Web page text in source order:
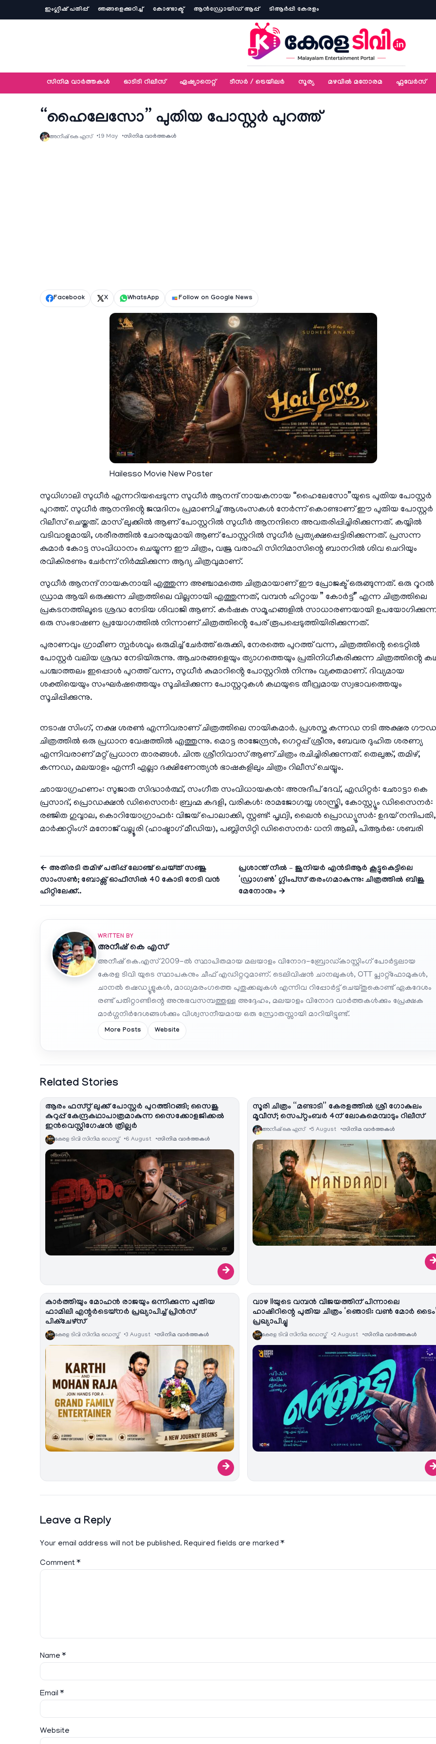
ഇംഗ്ലീഷ് പതിപ്പ് ഞങ്ങളെക്കുറിച്ച്‌ കോണ്ടാക്ട് ആൻഡ്രോയിഡ് ആപ്പ് ടിആര്‍പ്പി കേരളം
സിനിമ വാര്‍ത്തകള്‍ ഓടിടി റിലീസ് ഏഷ്യാനെറ്റ്‌ ടീസര്‍ / ട്രെയിലര്‍ സൂര്യ മഴവിൽ മനോരമ ഫ്ലവേര്‍സ്
“ഹൈലേസോ” പുതിയ പോസ്റ്റർ പുറത്ത്
അനീഷ്‌ കെ എസ് 19 May സിനിമ വാര്‍ത്തകള്‍
Facebook X WhatsApp Follow on Google News
Hailesso Movie New Poster
സുധിഗാലി സുധീർ എന്നറിയപ്പെടുന്ന സുധീർ ആനന്ദ് നായകനായ “ഹൈലേസോ”യുടെ പുതിയ പോസ്റ്റർ
പുറത്ത്. സുധീർ ആനന്ദിൻ്റെ ജന്മദിനം പ്രമാണിച്ച് ആശംസകൾ നേർന്ന് കൊണ്ടാണ് ഈ പുതിയ പോസ്റ്റർ
റിലീസ് ചെയ്തത്. മാസ് ലുക്കിൽ ആണ് പോസ്റ്ററിൽ സുധീർ ആനന്ദിനെ അവതരിപ്പിച്ചിരിക്കുന്നത്. കയ്യിൽ
വടിവാളുമായി, ശരീരത്തിൽ ചോരയുമായി ആണ് പോസ്റ്ററിൽ സുധീർ പ്രത്യക്ഷപ്പെട്ടിരിക്കുന്നത്. പ്രസന്ന
കുമാർ കോട്ട സംവിധാനം ചെയ്യുന്ന ഈ ചിത്രം, വജ്ര വരാഹി സിനിമാസിന്റെ ബാനറിൽ ശിവ ചെറിയും
രവികിരണും ചേർന്ന് നിർമ്മിക്കുന്ന ആദ്യ ചിത്രവുമാണ്.
സുധീർ ആനന്ദ് നായകനായി എത്തുന്ന അഞ്ചാമത്തെ ചിത്രമായാണ് ഈ പ്രോജക്ട് ഒരുങ്ങുന്നത്. ഒരു റൂറൽ
ഡ്രാമ ആയി ഒരുക്കുന്ന ചിത്രത്തിലെ വില്ലനായി എത്തുന്നത്, വമ്പൻ ഹിറ്റായ ” കോർട്ട്” എന്ന ചിത്രത്തിലെ
പ്രകടനത്തിലൂടെ ശ്രദ്ധ നേടിയ ശിവാജി ആണ്. കർഷക സമൂഹങ്ങളിൽ സാധാരണയായി
ഒരു സംഭാഷണ പ്രയോഗത്തിൽ നിന്നാണ് ചിത്രത്തിൻ്റെ പേര് രൂപപ്പെടുത്തിയിരിക്കുന്നത്.
പുരാണവും ഗ്രാമീണ സ്പർശവും ഒരുമിച്ച് ചേർത്ത് ഒരുക്കി, നേരത്തെ പുറത്ത് വന്ന, ചിത്രത്തിൻ്റെ ടൈറ്റിൽ
പോസ്റ്റർ വലിയ ശ്രദ്ധ നേടിയിരുന്നു. ആചാരങ്ങളെയും ത്യാഗത്തെയും പ്രതിനിധീകരിക്കുന്ന ചിത്രത്തിൻ്റെ
പശ്ചാത്തലം ഇപ്പൊൾ പുറത്ത് വന്ന, സുധീർ കുമാറിൻ്റെ പോസ്റ്ററിൽ നിന്നും വ്യക്തമാണ്. ദിവ്യമായ
ശക്തിയെയും സംഘർഷത്തെയും സൂചിപ്പിക്കുന്ന പോസ്റ്ററുകൾ കഥയുടെ തീവ്രമായ സ്വഭാവത്തെയും
സൂചിപ്പിക്കുന്നു.
നടാഷ സിംഗ്, നക്ഷ ശരൺ എന്നിവരാണ് ചിത്രത്തിലെ നായികമാർ. പ്രശസ്ത കന്നഡ നടി അക്ഷര ഗൗഡ
ചിത്രത്തിൽ ഒരു പ്രധാന വേഷത്തിൽ എത്തുന്നു. മൊട്ട രാജേന്ദ്രൻ, ഗെറ്റപ്പ് ശ്രീനു, ബേവര ദുഹിത ശരണ്യ
എന്നിവരാണ് മറ്റ് പ്രധാന താരങ്ങൾ. ചിന്ത ശ്രീനിവാസ് ആണ് ചിത്രം രചിച്ചിരിക്കുന്നത്. തെലുങ്ക്, തമിഴ്,
കന്നഡ, മലയാളം എന്നീ എല്ലാ ദക്ഷിണേന്ത്യൻ ഭാഷകളിലും ചിത്രം റിലീസ് ചെയ്യും.
ഛായാഗ്രഹണം: സുജാത സിദ്ധാർത്ഥ്, സംഗീത സംവിധായകൻ: അനുദീപ് ദേവ്, എഡിറ്റർ: ഛോട്ടാ കെ
പ്രസാദ്, പ്രൊഡക്ഷൻ ഡിസൈനർ: ബ്രഹ്മ കദളി, വരികൾ: രാമജോഗയ്യ ശാസ്ത്രി, കോസ്റ്റ്യൂം ഡിസൈനർ:
രഞ്ജിത ഗുവ്വാല, കൊറിയോഗ്രാഫർ: വിജയ് പൊലാക്കി, സ്റ്റണ്ട്: പൃഥ്വി, ലൈൻ പ്രൊഡ്യൂസർ: ഉദയ് നന്ദിപതി,
മാർക്കറ്റിംഗ്: മനോജ് വല്ലൂരി (ഹാഷ്ടാഗ് മീഡിയ), പബ്ലിസിറ്റി ഡിസൈനർ: ധനി ആലി, പിആർഒ: ശബരി
← അതിരടി തമിഴ് പതിപ്പ് ലോഞ്ച് ചെയ്ത് സഞ്ജു
സാംസൺ; ബോക്സ് ഓഫീസിൽ 40 കോടി നേടി വൻ
ഹിറ്റിലേക്ക്..
പ്രശാന്ത് നീൽ – ജൂനിയർ എൻടിആർ കൂട്ടുകെട്ടിലെ
‘ഡ്രാഗൺ’ ഗ്ലിംപ്‌സ് തരംഗമാകുന്നു: ചിത്രത്തിൽ ബിജു
മേനോനും →
WRITTEN BY
അനീഷ്‌ കെ എസ്
അനീഷ് കെ.എസ് 2009-ൽ സ്ഥാപിതമായ മലയാളം വിനോദ-ബ്രോഡ്കാസ്റ്റിംഗ് പോർട്ടലായ
കേരള ടിവി യുടെ സ്ഥാപകനും ചീഫ് എഡിറ്ററുമാണ്. ടെലിവിഷൻ ചാനലുകൾ, OTT പ്ലാറ്റ്‌ഫോമുകൾ,
ചാനൽ ഷെഡ്യൂളുകൾ, മാധ്യമരംഗത്തെ പുതുക്കലുകൾ എന്നിവ റിപ്പോർട്ട് ചെയ്തുകൊണ്ട് ഏകദേശം
രണ്ട് പതിറ്റാണ്ടിന്റെ അനുഭവസമ്പത്തുള്ള അദ്ദേഹം, മലയാളം വിനോദ വാർത്തകൾക്കും പ്രേക്ഷക
മാർഗ്ഗനിർദേശങ്ങൾക്കും വിശ്വസനീയമായ ഒരു സ്രോതസ്സായി മാറിയിട്ടുണ്ട്.
More Posts Website
Related Stories
ആരം ഫസ്റ്റ് ലുക്ക് പോസ്റ്റർ പുറത്തിറങ്ങി; സൈജു
കുറുപ്പ് കേന്ദ്രകഥാപാത്രമാകുന്ന സൈക്കോളജിക്കൽ
ഇൻവെസ്റ്റിഗേഷൻ ത്രില്ലർ
കേരള ടിവി സിനിമ ഡെസ്ക് 6 August സിനിമ വാര്‍ത്തകള്‍
→
സൂരി ചിത്രം “മണ്ടാടി” കേരളത്തിൽ ശ്രീ ഗോകുലം
മൂവീസ്; സെപ്റ്റംബർ 4ന് ലോകമെമ്പാടും റിലീസ്
അനീഷ്‌ കെ എസ് 5 August സിനിമ വാര്‍ത്തകള്‍
കാർത്തിയും മോഹൻ രാജയും ഒന്നിക്കുന്ന പുതിയ
ഫാമിലി എന്റർടെയ്‌നർ പ്രഖ്യാപിച്ച് പ്രിൻസ്
പിക്ചേഴ്സ്
കേരള ടിവി സിനിമ ഡെസ്ക് 3 August സിനിമ വാര്‍ത്തകള്‍
→
വാഴ IIയുടെ വമ്പൻ വിജയത്തിന് പിന്നാലെ
ഹാഷിറിന്റെ പുതിയ ചിത്രം ‘ഞൊടി: വൺ മോർ
പ്രഖ്യാപിച്ചു
കേരള ടിവി സിനിമ ഡെസ്ക് 2 August സിനിമ വാര്‍ത്തകള്‍
Leave a Reply
Your email address will not be published. Required fields are marked*
Comment*
Name*
Email*
Website